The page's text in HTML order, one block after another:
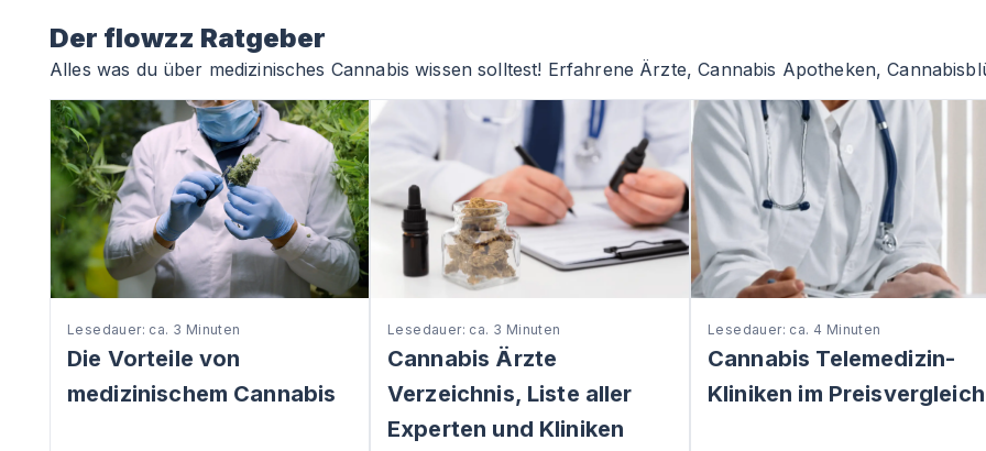
Der flowzz Ratgeber
Alles was du über medizinisches Cannabis wissen solltest! Erfahrene Ärzte, Cannabis Apotheken,
Lesedauer: ca. 3 Minuten
Die Vorteile von
medizinischem Cannabis
Lesedauer: ca. 3 Minuten
Cannabis Ärzte
Verzeichnis, Liste aller
Experten und Kliniken
Lesedauer: ca. 4 Minuten
Cannabis Telemedizin-
Kliniken im Preisvergleich